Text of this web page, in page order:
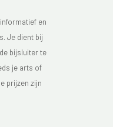
en
Je dient bij
bijsluiter te
je arts of
prijzen zijn